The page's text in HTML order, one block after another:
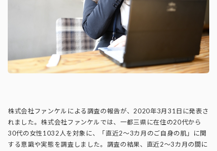
株式会社ファンケルによる調査の報告が、2020年3月31日に発表さ
れました。株式会社ファンケルでは、一都三県に在住の20代から
30代の女性1032人を対象に、「直近2～3カ月のご自身の肌」に関
する意識や実態を調査しました。調査の結果、直近2～3カ月の間に